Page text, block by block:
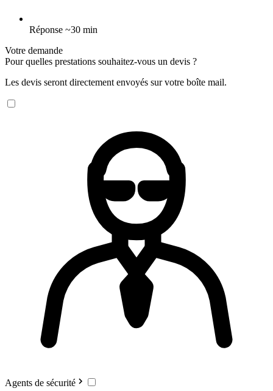
Réponse ~30 min
Votre demande
Pour quelles prestations souhaitez-vous un devis ?
Les devis seront directement envoyés sur votre boîte mail.
Agents de sécurité